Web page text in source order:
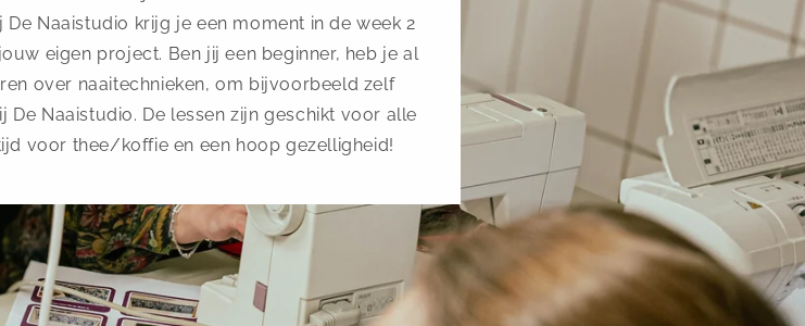
De Naaistudio krijg je een moment in de week 2
eigen project. Ben jij een beginner, heb je al
over naaitechnieken, om bijvoorbeeld zelf
De Naaistudio. De lessen zijn geschikt voor alle
voor thee/koffie en een hoop gezelligheid!